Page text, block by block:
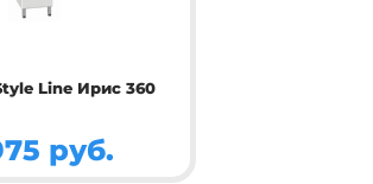
Line Ирис 360
руб.